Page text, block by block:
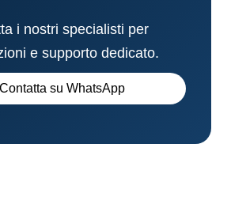
i nostri specialisti per
e supporto dedicato.
su WhatsApp